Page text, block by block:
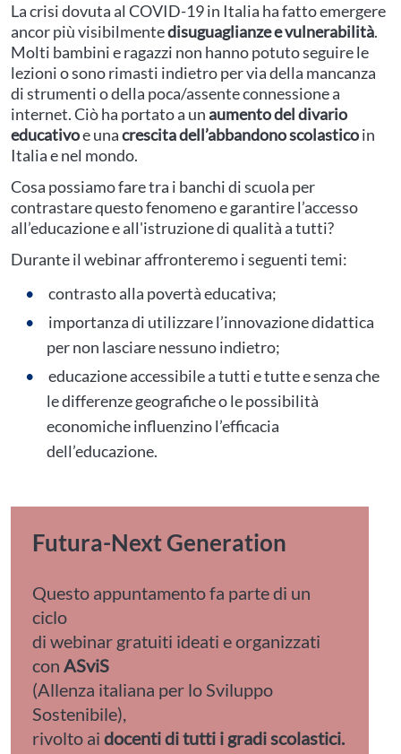
La crisi dovuta al COVID-19 in Italia ha fatto emergere
ancor più visibilmentedisuguaglianze e vulnerabilità.
Molti bambini e ragazzi non hanno potuto seguire le
lezioni o sono rimasti indietro per via della mancanza
di strumenti o della poca/assente connessione a
internet. Ciò ha portato a unaumento del divario
educativoe unacrescita dell’abbandono scolasticoin
Italia e nel mondo.
Cosa possiamo fare tra i banchi di scuola per
contrastare questo fenomeno e garantire l’accesso
all’educazione e all'istruzione di qualità a tutti?
Durante il webinar affronteremo i seguenti temi:
contrasto alla povertà educativa;
importanza di utilizzare l’innovazione didattica
per non lasciare nessuno indietro;
educazione accessibile a tutti e tutte e senza che
le differenze geografiche o le possibilità
economiche influenzino l’efficacia
dell’educazione.
Futura-Next Generation
Questo appuntamento fa parte di un
ciclo
di webinar gratuiti ideati e organizzati
con ASviS
(Allenza italiana per lo Sviluppo
Sostenibile),
rivolto ai docenti di tutti i gradi scolastici.